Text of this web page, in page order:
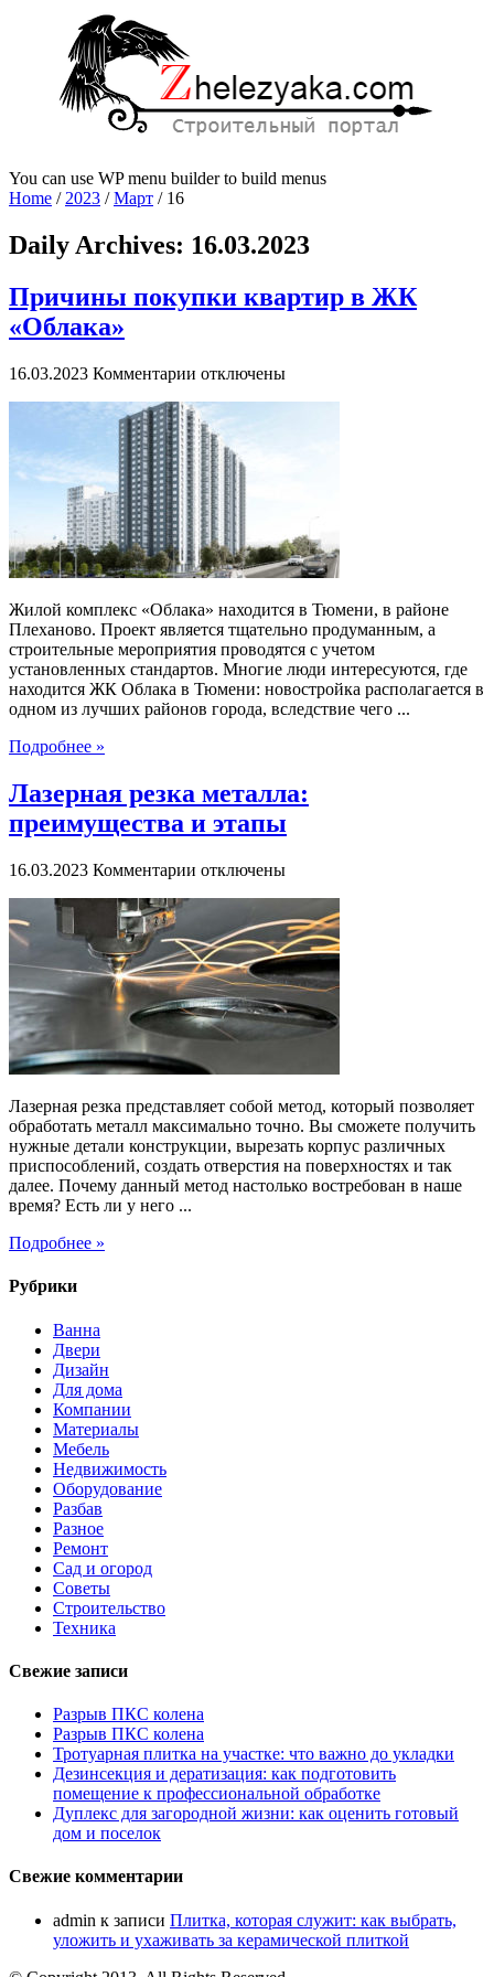
You can use WP menu builder to build menus
Home /2023 /Март / 16
Daily Archives: 16.03.2023
Причины покупки квартир в ЖК
«Облака»
16.03.2023 Комментарии к
Причины
покупки
квартир
в
ЖК
«Облака»
отключены
Жилой комплекс «Облака» находится в Тюмени, в районе
Плеханово. Проект является тщательно продуманным, а
строительные мероприятия проводятся с учетом
установленных стандартов. Многие люди интересуются, где
находится ЖК Облака в Тюмени: новостройка располагается в
одном из лучших районов города, вследствие чего ...
Подробнее »
Лазерная резка металла:
преимущества и этапы
16.03.2023 Комментарии к
резка
металла:
преимущества
и
этапы
отключены
Лазерная резка представляет собой метод, который позволяет
обработать металл максимально точно. Вы сможете получить
нужные детали конструкции, вырезать корпус различных
приспособлений, создать отверстия на поверхностях и так
далее. Почему данный метод настолько востребован в наше
время? Есть ли у него ...
Подробнее »
Рубрики
Ванна
Двери
Дизайн
Для дома
Компании
Материалы
Мебель
Недвижимость
Оборудование
Разбав
Разное
Ремонт
Сад и огород
Советы
Строительство
Техника
Свежие записи
Разрыв ПКС колена
Разрыв ПКС колена
Тротуарная плитка на участке: что важно до укладки
Дезинсекция и дератизация: как подготовить
помещение к профессиональной обработке
Дуплекс для загородной жизни: как оценить готовый
дом и поселок
Свежие комментарии
admin к записи Плитка, которая служит: как выбрать,
уложить и ухаживать за керамической плиткой